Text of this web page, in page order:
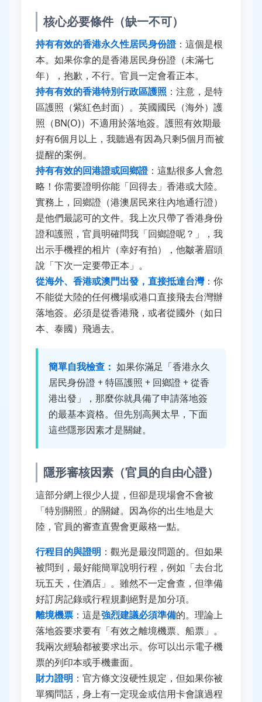
核心必要條件（缺一不可）
持有有效的香港永久性居民身份證：這個是根
本。如果你拿的是香港居民身份證（未滿七
年），抱歉，不行。官員一定會看正本。
持有有效的香港特別行政區護照 ：注意，是特
區護照（紫紅色封面）。英國國民（海外）護
照（BN(O)）不適用於落地簽。護照有效期最
好有6個月以上，我聽過有因為只剩5個月而被
提醒的案例。
持有有效的回港證或回鄉證：這點很多人會忽
略！你需要證明你能「回得去」香港或大陸。
實務上，回鄉證（港澳居民來往內地通行證）
是他們最認可的文件。我上次只帶了香港身份
證和護照，官員明確問我「回鄉證呢？」，我
出示手機裡的相片（幸好有拍），他皺著眉頭
說「下次一定要帶正本」。
從海外、香港或澳門出發，直接抵達台灣：你
不能從大陸的任何機場或港口直接飛去台灣辦
落地簽。必須是從香港飛，或者從國外（如日
本、泰國）飛過去。
簡單自我檢查： 如果你滿足「香港永久
居民身份證 + 特區護照 + 回鄉證 + 從香
港出發」，那麼你就具備了申請落地簽
的最基本資格。但先別高興太早，下面
這些隱形因素才是關鍵。
隱形審核因素（官員的自由心證）
這部分網上很少人提，但卻是現場會不會被
「特別關照」的關鍵。因為你的出生地是大
陸，官員的審查直覺會更嚴格一點。
行程目的與證明 ：觀光是最沒問題的。但如果
被問到，最好能簡單說明行程，例如「去台北
玩五天，住酒店」。雖然不一定會查，但準備
好訂房記錄或行程規劃絕對是加分項。
離境機票 ：這是強烈建議必須準備的。理論上
落地簽要求要有「有效之離境機票、船票」。
我兩次經驗都被要求出示。你可以出示電子機
票的列印本或手機畫面。
財力證明 ：官方條文沒硬性規定，但如果你被
單獨問話，身上有一定現金或信用卡會讓過程